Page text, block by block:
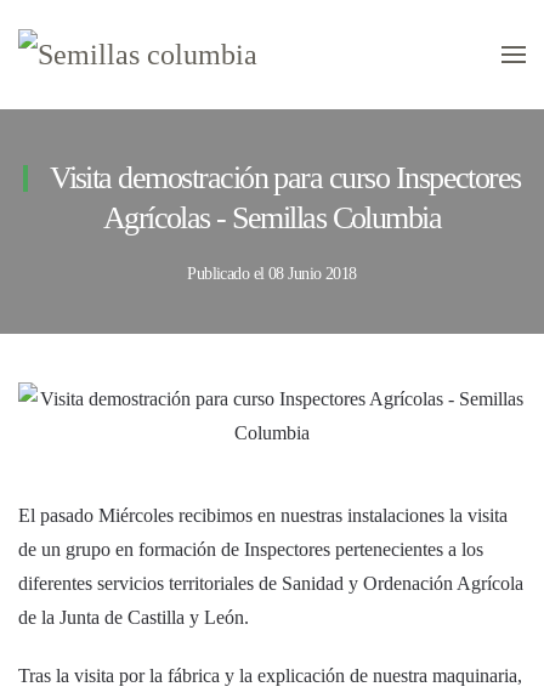
Skip to main content
Visita demostración para curso Inspectores
Agrícolas - Semillas Columbia
Publicado el 08 Junio 2018
El pasado Miércoles recibimos en nuestras instalaciones la visita
de un grupo en formación de Inspectores pertenecientes a los
diferentes servicios territoriales de Sanidad y Ordenación Agrícola
de la Junta de Castilla y León.
Tras la visita por la fábrica y la explicación de nuestra maquinaria,